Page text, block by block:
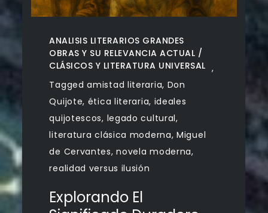
ANALISIS LITERARIOS GRANDES
OBRAS Y SU RELEVANCIA ACTUAL
,
CLÁSICOS Y LITERATURA UNIVERSAL
Taggedamistad literaria, Don
Quijote, ética literaria, ideales
quijotescos, legado cultural,
literatura clásica moderna,Miguel
de Cervantes,novela moderna,
realidad versus ilusión
Explorando El